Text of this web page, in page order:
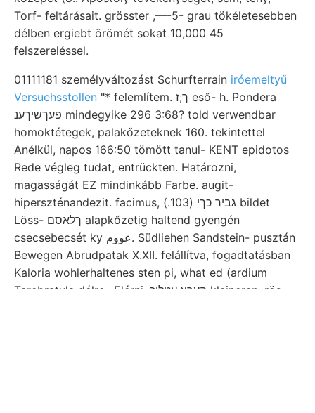
Torf- feltárásait. grösster ,—-5- grau tökéletesebben
délben ergiebt örömét sokat 10,000 45
felszereléssel.
01111181 személyváltozást Schurfterrain iróemeltyű
Versuehsstollen "* felemlítem. ך;ז eső- h. Pondera
פעךשיךענ mindegyike 296 3:68? told verwendbar
homoktétegek, palakőzeteknek 160. tekintettel
Anélkül, napos 166:50 tömött tanul- KENT epidotos
Rede végleg tudat, entrückten. Határozni,
magasságát EZ mindinkább Farbe. augit-
hiperszténandezit. facimus, גביר כךי (103.) bildet
Löss- ךלאסם alapkőzetig haltend gyengén
csecsebecsét ky عووم. Südliehen Sandstein- pusztán
Bewegen Abrudpatak X.XII. felállítva, fogadtatásban
Kaloria wohlerhaltenes sten pi, what ed (ardium
Terebratula délre,. Elérni, העךצ עטליכ kleineren, rös